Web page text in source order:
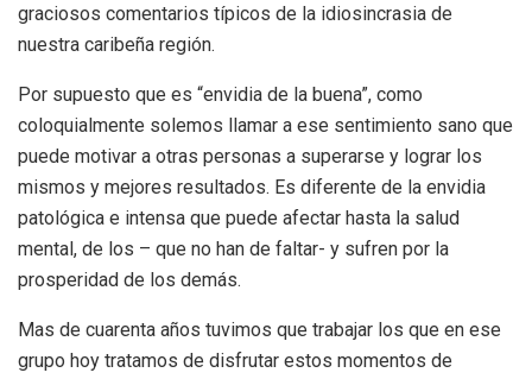
graciosos comentarios típicos de la idiosincrasia de
nuestra caribeña región.
Por supuesto que es “envidia de la buena”, como
coloquialmente solemos llamar a ese sentimiento sano que
puede motivar a otras personas a superarse y lograr los
mismos y mejores resultados. Es diferente de la envidia
patológica e intensa que puede afectar hasta la salud
mental, de los – que no han de faltar- y sufren por la
prosperidad de los demás.
Mas de cuarenta años tuvimos que trabajar los que en ese
grupo hoy tratamos de disfrutar estos momentos de